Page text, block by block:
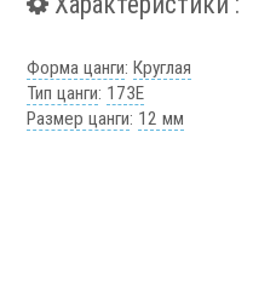
Форма цанги:Круглая
Тип цанги: 173Е
Размер цанги: 12 мм